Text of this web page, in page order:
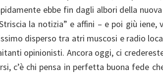
ebbe fin dagli albori della
la notizia” e affini – e poi giù
disperso tra atri muscosi e radio
opinionisti. Ancora oggi, ci
c’è chi pensa in perfetta buona fede